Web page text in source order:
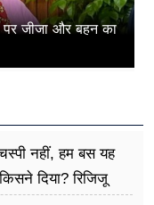
पर जीजा और बहन का
नहीं, हम बस यह
दिया? रिजिजू